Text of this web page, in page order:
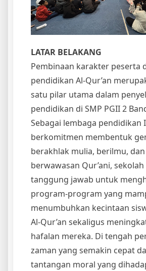
LATAR BELAKANG
Pembinaan karakter peserta
pendidikan Al-Qur’an
satu pilar utama dalam
pendidikan di SMP PGII 2
Sebagai lembaga pendidikan
berkomitmen membentuk
berakhlak mulia, berilmu, dan
berwawasan Qur’ani,
tanggung jawab untuk
program-program yang
menumbuhkan kecintaan
Al-Qur’an sekaligus
hafalan mereka. Di tengah
zaman yang semakin cepat
tantangan moral yang